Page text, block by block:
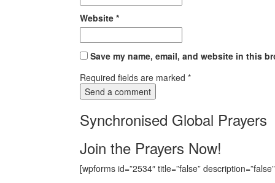
Website *
Save my name, email, and website in this
Required fields are marked *
Synchronised Global Prayers
Join the Prayers Now!
[wpforms id=”2534″ title=”false”